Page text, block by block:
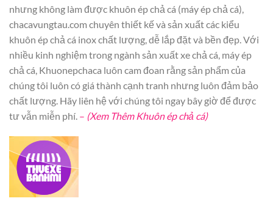
nhưng không làm được khuôn ép chả cá (máy ép chả cá),
chacavungtau.com chuyên thiết kế và sản xuất các kiểu
khuôn ép chả cá inox chất lượng, dễ lắp đặt và bền đẹp. Với
nhiều kinh nghiệm trong ngành sản xuất xe chả cá, máy ép
chả cá, Khuonepchaca luôn cam đoan rằng sản phẩm của
chúng tôi luôn có giá thành cạnh tranh nhưng luôn đảm bảo
chất lượng. Hãy liên hệ với chúng tôi ngay bây giờ để được
tư vẫn miễn phí. – (Xem Thêm Khuôn ép chả cá)